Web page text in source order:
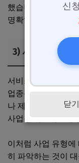
했습니다. 주소 불
명확히 보여준 사례
3) 사업 유형별
서비스업이나 소프
업종은 집주소 등록
나 제조업은 주거
사업장 확보가 필수
이처럼 사업 유형
히 파악하는 것이
신
닫기